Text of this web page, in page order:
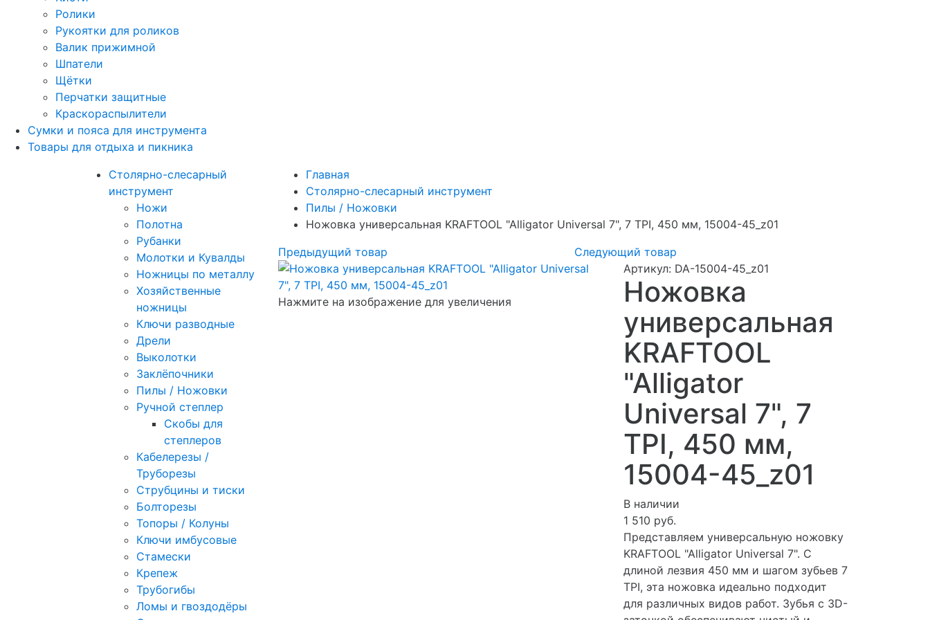
Ролики
Рукоятки для роликов
Валик прижимной
Шпатели
Щётки
Перчатки защитные
Краскораспылители
Сумки и пояса для инструмента
Товары для отдыха и пикника
Столярно-слесарный
инструмент
Ножи
Полотна
Рубанки
Молотки и Кувалды
Ножницы по металлу
Хозяйственные
ножницы
Ключи разводные
Дрели
Выколотки
Заклёпочники
Пилы / Ножовки
Ручной степлер
Скобы для
степлеров
Кабелерезы /
Труборезы
Струбцины и тиски
Болторезы
Топоры / Колуны
Ключи имбусовые
Стамески
Крепеж
Трубогибы
Ломы и гвоздодёры
Главная
Столярно-слесарный инструмент
Пилы / Ножовки
Ножовка универсальная KRAFTOOL "Alligator Universal 7", 7 TPI, 450 мм, 15004-45_z01
Предыдущий товар
Следующий товар
Нажмите на изображение для увеличения
Артикул: DA-15004-45_z01
Ножовка
универсальная
KRAFTOOL
"Alligator
Universal 7", 7
TPI, 450 мм,
15004-45_z01
В наличии
1 510 руб.
Представляем универсальную ножовку
KRAFTOOL "Alligator Universal 7". С
длиной лезвия 450 мм и шагом зубьев 7
TPI, эта ножовка идеально подходит
для различных видов работ. Зубья с 3D-